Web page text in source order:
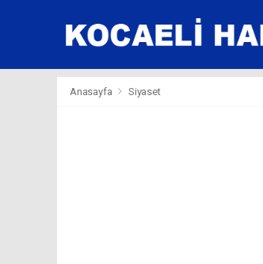
Anasayfa Siyaset